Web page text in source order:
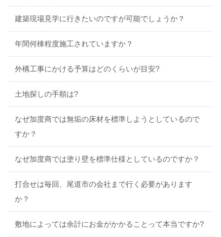
建築現場見学に行きたいのですが可能でしょうか？
年間何棟程度施工されていますか？
外構工事にかける予算はどのくらいが目安?
土地探しの手順は?
なぜ加度商では無垢の床材を標準しようとしているので
すか？
なぜ加度商では塗り壁を標準仕様としているのですか？
打合せは毎回、尾道市の会社まで行く必要があります
か？
敷地によっては余計にお金がかかることって本当ですか?